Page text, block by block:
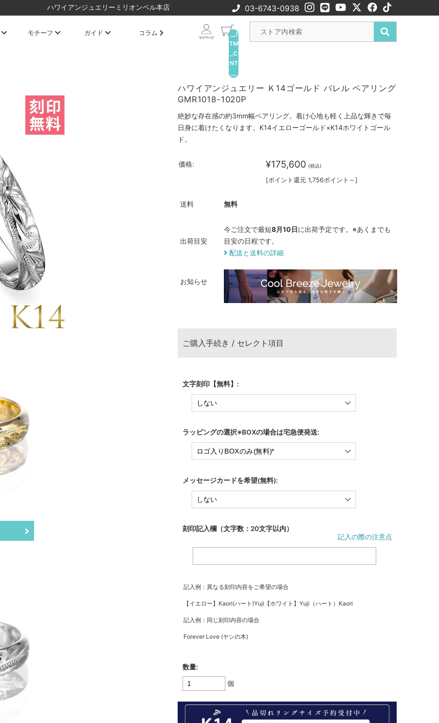
ハワイアンジュエリーミリオンベル本店 03-6743-0938
モチーフ ガイド コラム
__I
TM
_C
NT
ハワイアンジュエリー Ｋ14ゴールド バレル ペアリング
GMR1018-1020P
絶妙な存在感の約3mm幅ペアリング。着け心地も軽く上品な輝きで毎
日身に着けたくなります。K14イエローゴールド×K14ホワイトゴール
ド。
価格: ¥175,600 (税込)
[ポイント還元 1,756ポイント～]
送料 無料
出荷目安
今ご注文で最短8月10日に出荷予定です。※あくまでも
目安の日程です。
配送と送料の詳細
お知らせ
ご購入手続き / セレクト項目
文字刻印【無料】:
ラッピングの選択※BOXの場合は宅急便発送:
メッセージカードを希望(無料):
刻印記入欄（文字数：20文字以内）
記入の際の注意点
記入例：異なる刻印内容をご希望の場合
【イエロー】Kaori(ハート)Yuji【ホワイト】Yuji（ハート）Kaori
記入例：同じ刻印内容の場合
Forever Love (ヤシの木)
数量:
個